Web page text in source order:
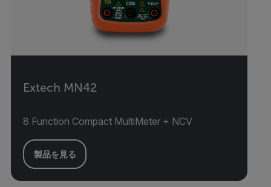
Extech MN42
8 Function Compact MultiMeter + NCV
製品を見る